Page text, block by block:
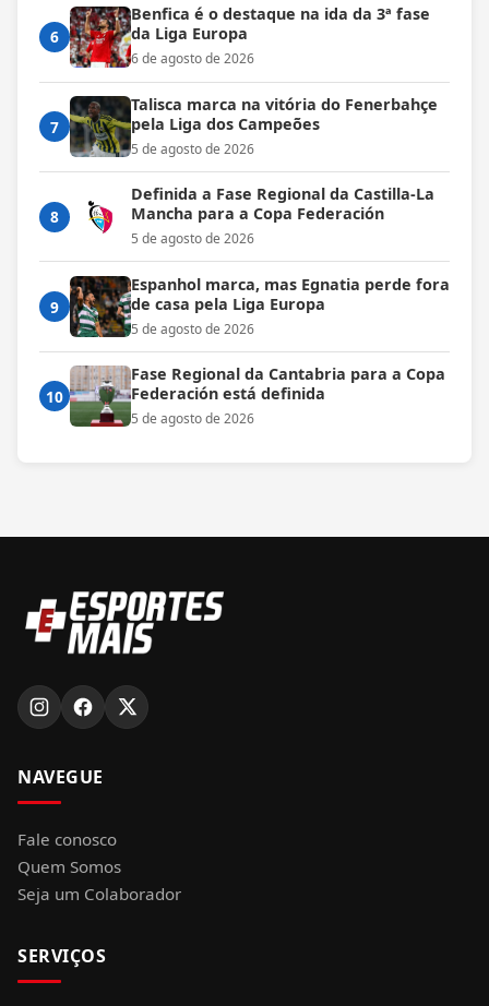
6
Benfica é o destaque na ida da 3ª fase
da Liga Europa
6 de agosto de 2026
7
Talisca marca na vitória do Fenerbahçe
pela Liga dos Campeões
5 de agosto de 2026
8
Definida a Fase Regional da Castilla-La
Mancha para a Copa Federación
5 de agosto de 2026
9
Espanhol marca, mas Egnatia perde fora
de casa pela Liga Europa
5 de agosto de 2026
10
Fase Regional da Cantabria para a Copa
Federación está definida
5 de agosto de 2026
NAVEGUE
Fale conosco
Quem Somos
Seja um Colaborador
SERVIÇOS